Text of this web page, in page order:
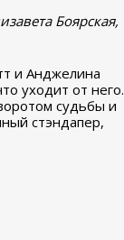
Боярская,
и Анджелина
уходит от него.
судьбы и
стэндапер,